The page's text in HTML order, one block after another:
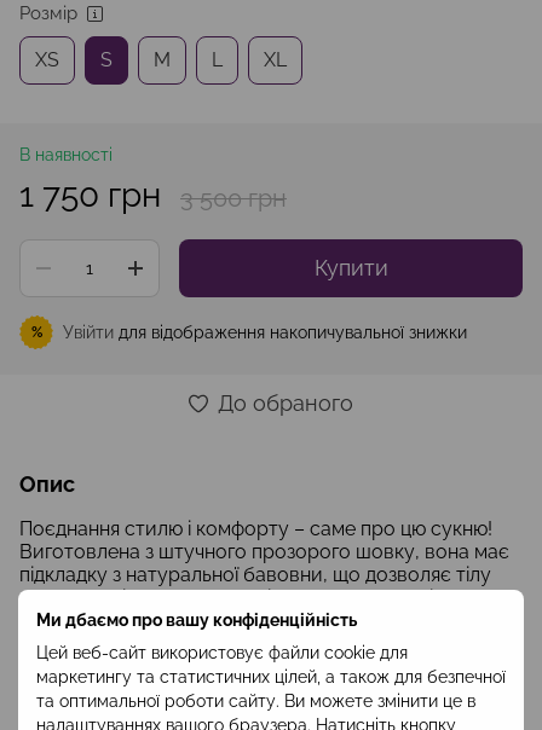
Ми дбаємо про вашу конфіденційність
Цей веб-сайт використовує файли cookie для
маркетингу та статистичних цілей, а також для безпечної
та оптимальної роботи сайту. Ви можете змінити це в
налаштуваннях вашого браузера. Натисніть кнопку
Розмір
XS S M L XL
В наявності
1 750 грн 3 500 грн
Купити
% Увійти для відображення накопичувальної знижки
До обраного
Опис
Поєднання стилю і комфорту – саме про цю сукню!
Виготовлена з штучного прозорого шовку, вона має
підкладку з натуральної бавовни, що дозволяє тілу
дихати навіть у спекотну літню погоду. Оригінальний
квітковий принт,шлярки, що розташовані по
вертикалі
, дає можливість виділити свій
повсякденний образ з числа інших навіть попри
повністю закритий верх і спідницю “міді”. Чудове
рішення для теплої пори року або тематичної вечірки!